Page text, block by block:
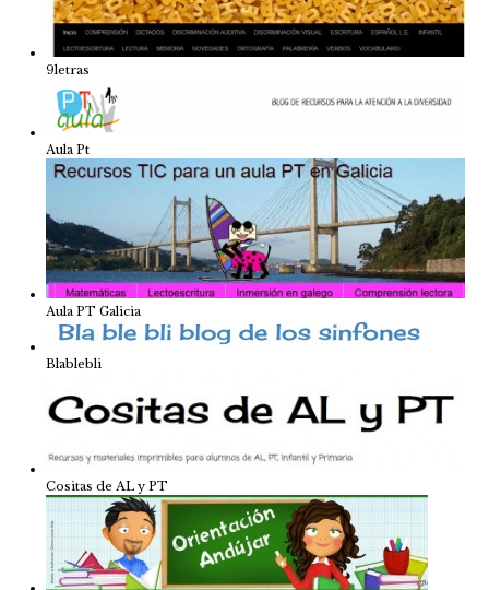
9letras
Aula Pt
Aula PT Galicia
Blablebli
Cositas de AL y PT